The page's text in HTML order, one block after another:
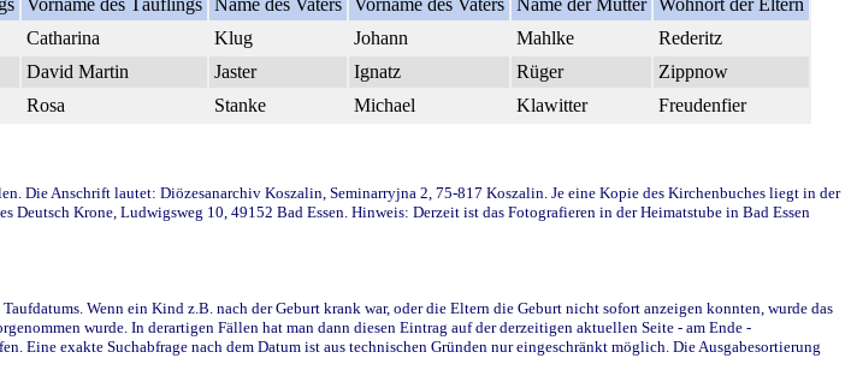
Vorname des Täuflings Name des Vaters Vorname des Vaters Name der Mutter Wohnort der Eltern
Catharina Klug Johann Mahlke
Rederitz
David Martin Jaster Ignatz Rüger
Zippnow
Rosa Stanke Michael Klawitter Freudenfier
Die Anschrift lautet: Diözesanarchiv Koszalin, Seminarryjna 2, 75-817 Koszalin. Je eine Kopie des Kirchenbuches liegt in der
Krone, Ludwigsweg 10, 49152 Bad Essen. Hinweis: Derzeit ist das Fotografieren in der Heimatstube in Bad Essen
Wenn ein Kind z.B. nach der Geburt krank war, oder die Eltern die Geburt nicht sofort anzeigen konnten, wurde das
wurde. In derartigen Fällen hat man dann diesen Eintrag auf der derzeitigen aktuellen Seite - am Ende -
exakte Suchabfrage nach dem Datum ist aus technischen Gründen nur eingeschränkt möglich. Die Ausgabesortierung